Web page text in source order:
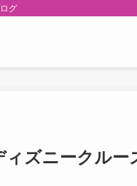
グ
ィズニークル